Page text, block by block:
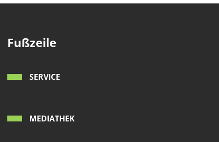
Fußzeile
SERVICE
MEDIATHEK